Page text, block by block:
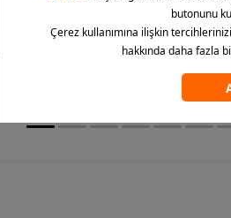
Nike Air Force 1 '07 CO Icon